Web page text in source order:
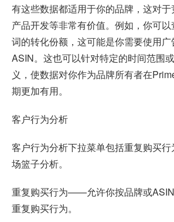
有这些数据都适用于你的品牌，这对
产品开发等非常有价值。例如，你可
词的转化份额，这可能是你需要使用
ASIN。这也可以针对特定的时间范围
义，使数据对你作为品牌所有者在
期更加有用。
客户行为分析
客户行为分析下拉菜单包括重复购买
场篮子分析。
重复购买行为——允许你按品牌或
重复购买行为。